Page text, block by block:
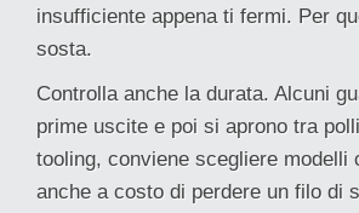
insufficiente appena ti fermi. Per
sosta.
Controlla anche la durata. Alcuni
prime uscite e poi si aprono tra
tooling, conviene scegliere
anche a costo di perdere un filo di